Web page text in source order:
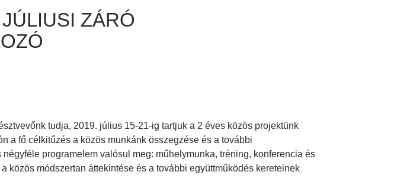
ZÁRÓ
tudja, 2019. július 15-21-ig tartjuk a 2 éves közös projektünk
a fő célkitűzés a közös munkánk összegzése és a további
programelem valósul meg: műhelymunka, tréning, konferencia és
közös módszertan áttekintése és a további együttműködés kereteinek